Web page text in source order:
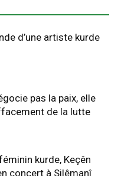
d’une artiste kurde
pas la paix, elle
de la lutte
kurde, Keçên
concert à Silêmanî